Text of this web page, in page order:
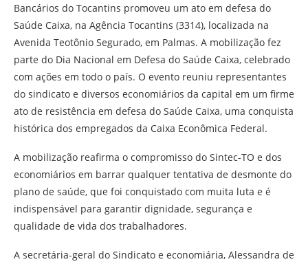
Bancários do Tocantins promoveu um ato em defesa do
Saúde Caixa, na Agência Tocantins (3314), localizada na
Avenida Teotônio Segurado, em Palmas. A mobilização fez
parte do Dia Nacional em Defesa do Saúde Caixa, celebrado
com ações em todo o país. O evento reuniu representantes
do sindicato e diversos economiários da capital em um firme
ato de resistência em defesa do Saúde Caixa, uma conquista
histórica dos empregados da Caixa Econômica Federal.
A mobilização reafirma o compromisso do Sintec-TO e dos
economiários em barrar qualquer tentativa de desmonte do
plano de saúde, que foi conquistado com muita luta e é
indispensável para garantir dignidade, segurança e
qualidade de vida dos trabalhadores.
A secretária-geral do Sindicato e economiária, Alessandra de